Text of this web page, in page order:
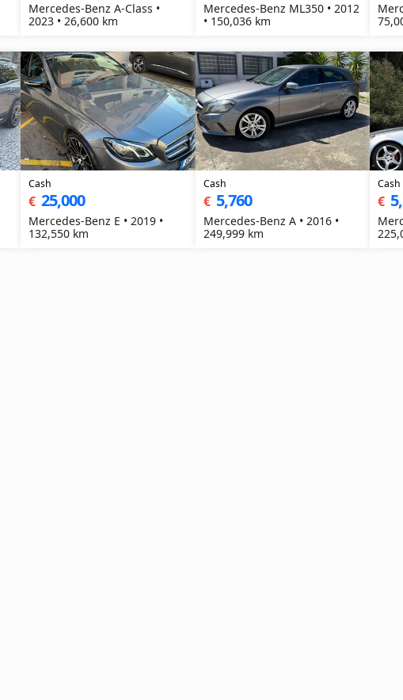
Mercedes-Benz A-Class •
2023 • 26,600 km
Mercedes-Benz ML350 • 2012
• 150,036 km
Cash
€ 25,000
Mercedes-Benz E • 2019 •
132,550 km
Cash
€ 5,760
Mercedes-Benz A • 2016 •
249,999 km
Cash
€